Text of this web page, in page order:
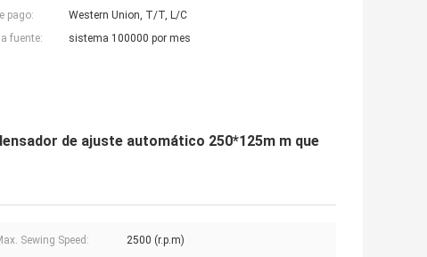
pago:
Western Union, T/T, L/C
fuente:
sistema 100000 por mes
de ajuste automático 250*125m m que
Sewing Speed: 2500 (r.p.m)